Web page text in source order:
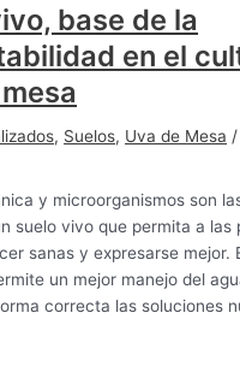
base de la
en el
, Suelos, Uva de Mesa /
y microorganismos son
suelo vivo que permita a las
sanas y expresarse mejor.
un mejor manejo del
correcta las soluciones